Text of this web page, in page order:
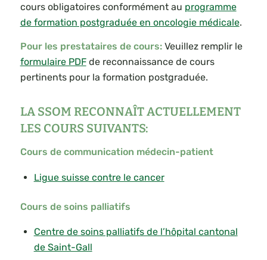
cours obligatoires conformément au programme
de formation postgraduée en oncologie médicale.
Pour les prestataires de cours: Veuillez remplir le
formulaire PDFde reconnaissance de cours
pertinents pour la formation postgraduée.
LA SSOM RECONNAÎT ACTUELLEMENT
LES COURS SUIVANTS:
Cours de communication médecin-patient
Ligue suisse contre le cancer
Cours de soins palliatifs
Centre de soins palliatifs de l’hôpital cantonal
de Saint-Gall